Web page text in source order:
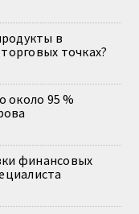
в
точках?
около 95 %
финансовых